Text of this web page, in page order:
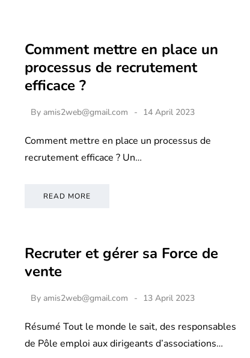
Comment mettre en place un
processus de recrutement
efficace ?
By amis2web@gmail.com 14 April 2023
Comment mettre en place un processus de
recrutement efficace ? Un…
READ MORE
Recruter et gérer sa Force de
vente
By amis2web@gmail.com 13 April 2023
Résumé Tout le monde le sait, des responsables
de Pôle emploi aux dirigeants d’associations…